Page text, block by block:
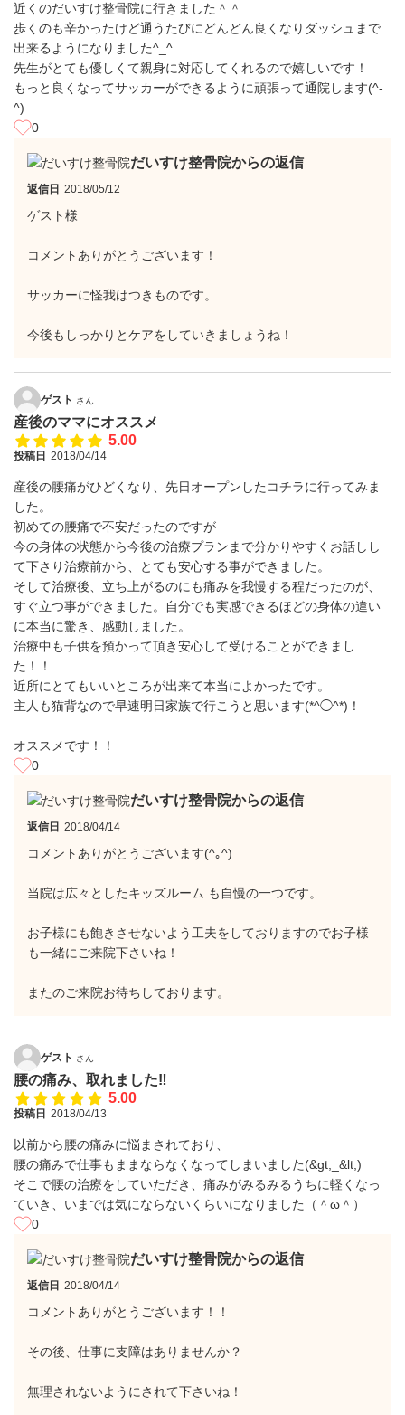
近くのだいすけ整骨院に行きました＾＾
歩くのも辛かったけど通うたびにどんどん良くなりダッシュまで
出来るようになりました^_^
先生がとても優しくて親身に対応してくれるので嬉しいです！
もっと良くなってサッカーができるように頑張って通院します(^-
^)
0
だいすけ整骨院からの返信
返信日 2018/05/12
ゲスト様
コメントありがとうございます！
サッカーに怪我はつきものです。
今後もしっかりとケアをしていきましょうね！
ゲスト さん
産後のママにオススメ
5.00
投稿日 2018/04/14
産後の腰痛がひどくなり、先日オープンしたコチラに行ってみま
した。
初めての腰痛で不安だったのですが
今の身体の状態から今後の治療プランまで分かりやすくお話しし
て下さり治療前から、とても安心する事ができました。
そして治療後、立ち上がるのにも痛みを我慢する程だったのが、
すぐ立つ事ができました。自分でも実感できるほどの身体の違い
に本当に驚き、感動しました。
治療中も子供を預かって頂き安心して受けることができまし
た！！
近所にとてもいいところが出来て本当によかったです。
主人も猫背なので早速明日家族で行こうと思います(*^◯^*)！
オススメです！！
0
だいすけ整骨院からの返信
返信日 2018/04/14
コメントありがとうございます(^｡^)
当院は広々としたキッズルーム も自慢の一つです。
お子様にも飽きさせないよう工夫をしておりますのでお子様
も一緒にご来院下さいね！
またのご来院お待ちしております。
ゲスト さん
腰の痛み、取れました‼️
5.00
投稿日 2018/04/13
以前から腰の痛みに悩まされており、
腰の痛みで仕事もままならなくなってしまいました(&gt;_&lt;)
そこで腰の治療をしていただき、痛みがみるみるうちに軽くなっ
ていき、いまでは気にならないくらいになりました（＾ω＾）
0
だいすけ整骨院からの返信
返信日 2018/04/14
コメントありがとうございます！！
その後、仕事に支障はありませんか？
無理されないようにされて下さいね！